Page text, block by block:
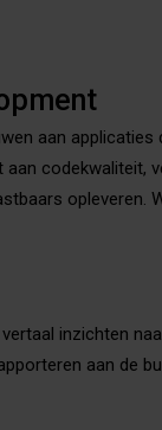
aan
codekwaliteit,
opleveren.
inzichten
aan de